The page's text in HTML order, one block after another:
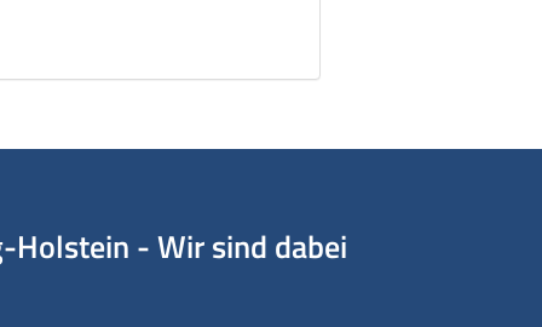
Holstein - Wir sind dabei